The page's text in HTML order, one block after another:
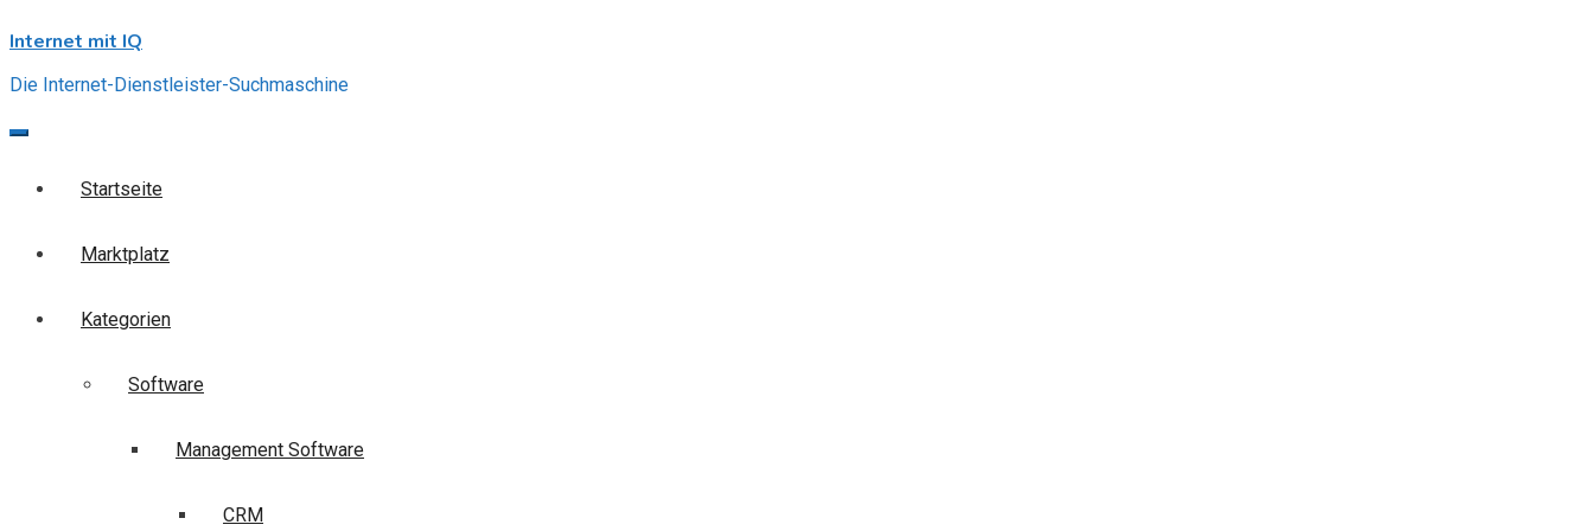
to
Internet mit IQ
Die Internet-Dienstleister-Suchmaschine
Startseite
Marktplatz
Kategorien
Software
Management Software
CRM